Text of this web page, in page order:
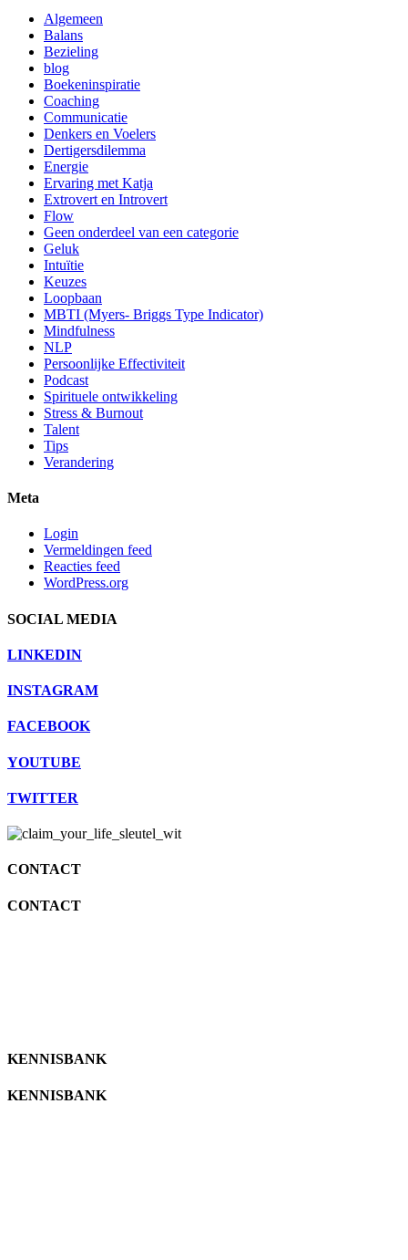
Algemeen
Balans
Bezieling
blog
Boekeninspiratie
Coaching
Communicatie
Denkers en Voelers
Dertigersdilemma
Energie
Ervaring met Katja
Extrovert en Introvert
Flow
Geen onderdeel van een categorie
Geluk
Intuïtie
Keuzes
Loopbaan
MBTI (Myers- Briggs Type Indicator)
Mindfulness
NLP
Persoonlijke Effectiviteit
Podcast
Spirituele ontwikkeling
Stress & Burnout
Talent
Tips
Verandering
Meta
Login
Vermeldingen feed
Reacties feed
WordPress.org
SOCIAL MEDIA
LINKEDIN
INSTAGRAM
FACEBOOK
YOUTUBE
TWITTER
CONTACT
CONTACT
KENNISBANK
KENNISBANK